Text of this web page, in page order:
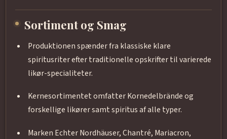
Sortiment og Smag
Produktionen spænder fra klassiske klare
spiritusriter efter traditionelle opskrifter til varierede
likør-specialiteter.
Kernesortimentet omfatter Kornedelbrände og
forskellige likører samt spiritus af alle typer.
Marken Echter Nordhäuser, Chantré, Mariacron,